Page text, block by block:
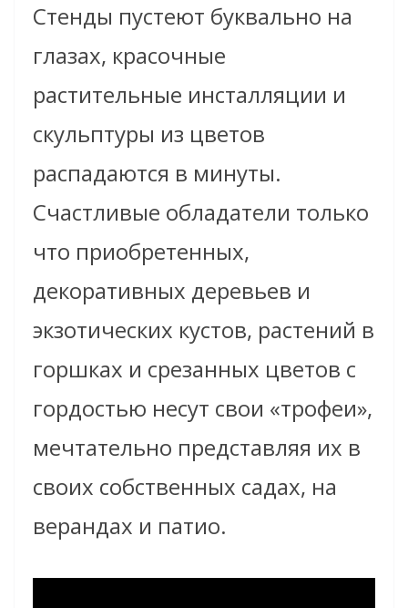
Стенды пустеют буквально на
глазах, красочные
растительные инсталляции и
скульптуры из цветов
распадаются в минуты.
Счастливые обладатели только
что приобретенных,
декоративных деревьев и
экзотических кустов, растений в
горшках и срезанных цветов с
гордостью несут свои «трофеи»,
мечтательно представляя их в
своих собственных садах, на
верандах и патио.